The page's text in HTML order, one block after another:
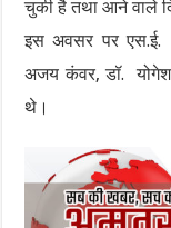
चुकी है तथा आने वाले
इस अवसर पर एस.ई.
अजय कंवर, डॉ.
थे।